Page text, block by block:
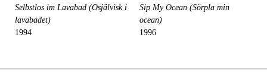
Selbstlos im Lavabad (Osjälvisk i
lavabadet)
1994
Sip My Ocean (Sörpla min
ocean)
1996